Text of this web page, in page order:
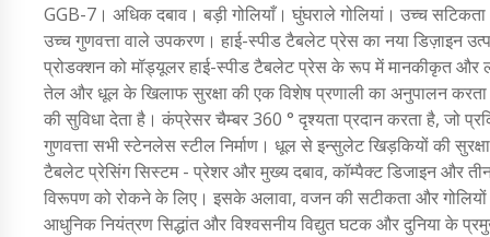
GGB-7। अधिक दबाव। बड़ी गोलियाँ। घुंघराले गोलियां। उच्च
उच्च गुणवत्ता वाले उपकरण। हाई-स्पीड टैबलेट प्रेस का नया डिज़ाइन
प्रोडक्शन को मॉड्यूलर हाई-स्पीड टैबलेट प्रेस के रूप में मानकीकृत और
तेल और धूल के खिलाफ सुरक्षा की एक विशेष प्रणाली का अनुपालन
की सुविधा देता है। कंप्रेसर चैम्बर 360 ° दृश्यता प्रदान करता है, जो
गुणवत्ता सभी स्टेनलेस स्टील निर्माण। धूल से इन्सुलेट खिड़कियों की
टैबलेट प्रेसिंग सिस्टम - प्रेशर और मुख्य दबाव, कॉम्पैक्ट डिजाइन और
विरूपण को रोकने के लिए। इसके अलावा, वजन की सटीकता और गोलियों
आधुनिक नियंत्रण सिद्धांत और विश्वसनीय विद्युत घटक और दुनिया के